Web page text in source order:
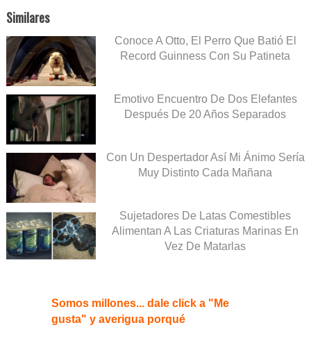
Similares
Conoce A Otto, El Perro Que Batió El
Record Guinness Con Su Patineta
Emotivo Encuentro De Dos Elefantes
Después De 20 Años Separados
Con Un Despertador Así Mi Ánimo Sería
Muy Distinto Cada Mañana
Sujetadores De Latas Comestibles
Alimentan A Las Criaturas Marinas En
Vez De Matarlas
Somos millones... dale click a "Me
gusta" y averigua porqué